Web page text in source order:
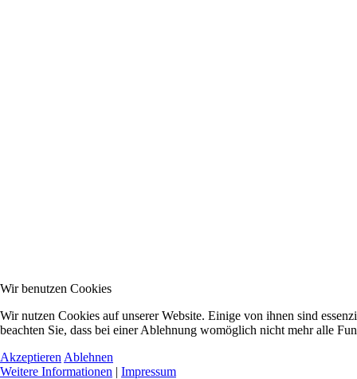
Wir benutzen Cookies
Wir nutzen Cookies auf unserer Website. Einige von ihnen sind
beachten Sie, dass bei einer Ablehnung womöglich nicht mehr alle
Akzeptieren Ablehnen
Weitere Informationen | Impressum